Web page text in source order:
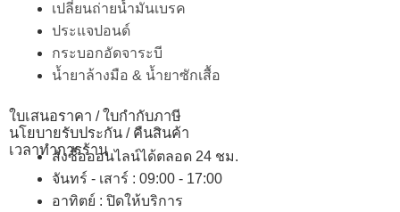
เปลี่ยนถ่ายน้ำมันเบรค
ประแจปอนด์
กระบอกอัดจาระบี
น้ำยาล้างมือ & น้ำยาซักเสื้อ
ใบเสนอราคา / ใบกำกับภาษี
นโยบายรับประกัน / คืนสินค้า
เวลาทำการร้าน
สั่งซื้อออนไลน์ได้ตลอด 24 ชม.
จันทร์ - เสาร์ : 09:00 - 17:00
อาทิตย์ : ปิดให้บริการ